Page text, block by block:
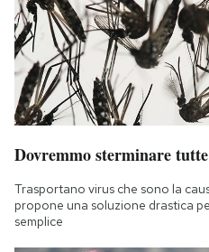
Dovremmo sterminare
Trasportano virus che sono la
propone una soluzione drastica
semplice